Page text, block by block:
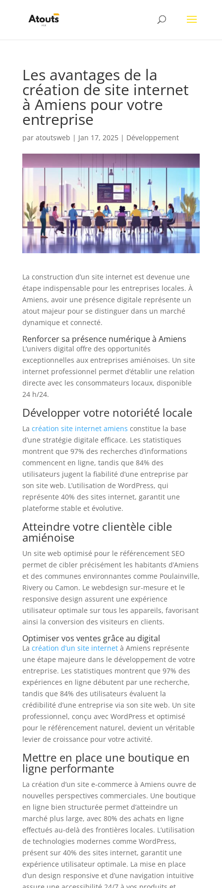
Les avantages de la
création de site internet
à Amiens pour votre
entreprise
par atoutsweb | Jan 17, 2025| Développement
La construction d’un site internet est devenue une
étape indispensable pour les entreprises locales. À
Amiens, avoir une présence digitale représente un
atout majeur pour se distinguer dans un marché
dynamique et connecté.
Renforcer sa présence numérique à Amiens
L’univers digital offre des opportunités
exceptionnelles aux entreprises amiénoises. Un site
internet professionnel permet d’établir une relation
directe avec les consommateurs locaux, disponible
24 h/24.
Développer votre notoriété locale
La création site internet amiens constitue la base
d’une stratégie digitale efficace. Les statistiques
montrent que 97% des recherches d’informations
commencent en ligne, tandis que 84% des
utilisateurs jugent la fiabilité d’une entreprise par
son site web. L’utilisation de WordPress, qui
représente 40% des sites internet, garantit une
plateforme stable et évolutive.
Atteindre votre clientèle cible
amiénoise
Un site web optimisé pour le référencement SEO
permet de cibler précisément les habitants d’Amiens
et des communes environnantes comme Poulainville,
Rivery ou Camon. Le webdesign sur-mesure et le
responsive design assurent une expérience
utilisateur optimale sur tous les appareils, favorisant
ainsi la conversion des visiteurs en clients.
Optimiser vos ventes grâce au digital
La création d’un site internetà Amiens représente
une étape majeure dans le développement de votre
entreprise. Les statistiques montrent que 97% des
expériences en ligne débutent par une recherche,
tandis que 84% des utilisateurs évaluent la
crédibilité d’une entreprise via son site web. Un site
professionnel, conçu avec WordPress et optimisé
pour le référencement naturel, devient un véritable
levier de croissance pour votre activité.
Mettre en place une boutique en
ligne performante
La création d’un site e-commerce à Amiens ouvre de
nouvelles perspectives commerciales. Une boutique
en ligne bien structurée permet d’atteindre un
marché plus large, avec 80% des achats en ligne
effectués au-delà des frontières locales. L’utilisation
de technologies modernes comme WordPress,
présent sur 40% des sites internet, garantit une
expérience utilisateur optimale. La mise en place
d’un design responsive et d’une navigation intuitive